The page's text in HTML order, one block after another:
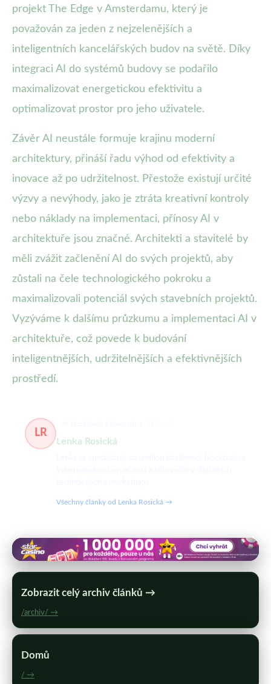
projekt The Edge v Amsterdamu, který je
považován za jeden z nejzelenějších a
inteligentních kancelářských budov na světě. Díky
integraci AI do systémů budovy se podařilo
maximalizovat energetickou efektivitu a
optimalizovat prostor pro jeho uživatele.
Závěr AI neustále formuje krajinu moderní
architektury, přináší řadu výhod od efektivity a
inovace až po udržitelnost. Přestože existují určité
výzvy a nevýhody, jako je ztráta kreativní kontroly
nebo náklady na implementaci, přínosy AI v
architektuře jsou značné. Architekti a stavitelé by
měli zvážit začlenění AI do svých projektů, aby
zůstali na čele technologického pokroku a
maximalizovali potenciál svých stavebních projektů.
Vyzýváme k dalšímu průzkumu a implementaci AI v
architektuře, což povede k budování
inteligentnějších, udržitelnějších a efektivnějších
prostředí.
LR
Lenka Rosická
Všechny články od Lenka Rosická →
Zobrazit celý archiv článků →
/archiv/ →
Domů
/ →